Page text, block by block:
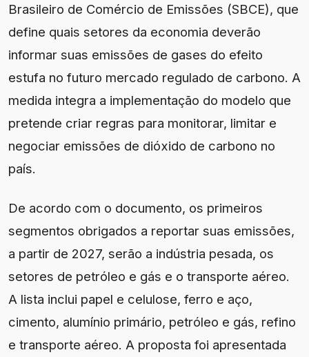
Brasileiro de Comércio de Emissões (SBCE), que
define quais setores da economia deverão
informar suas emissões de gases do efeito
estufa no futuro mercado regulado de carbono. A
medida integra a implementação do modelo que
pretende criar regras para monitorar, limitar e
negociar emissões de dióxido de carbono no
país.
De acordo com o documento, os primeiros
segmentos obrigados a reportar suas emissões,
a partir de 2027, serão a indústria pesada, os
setores de petróleo e gás e o transporte aéreo.
A lista inclui papel e celulose, ferro e aço,
cimento, alumínio primário, petróleo e gás, refino
e transporte aéreo. A proposta foi apresentada